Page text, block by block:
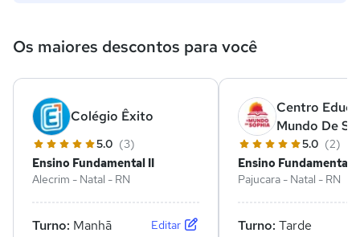
Os maiores descontos para você
Colégio Êxito
5.0 (3)
Ensino Fundamental II
Alecrim - Natal - RN
Turno: Manhã Editar
Centro
Mundo De
5.0 (2)
Ensino Fundamental II
Pajucara - Natal - RN
Turno: Tarde